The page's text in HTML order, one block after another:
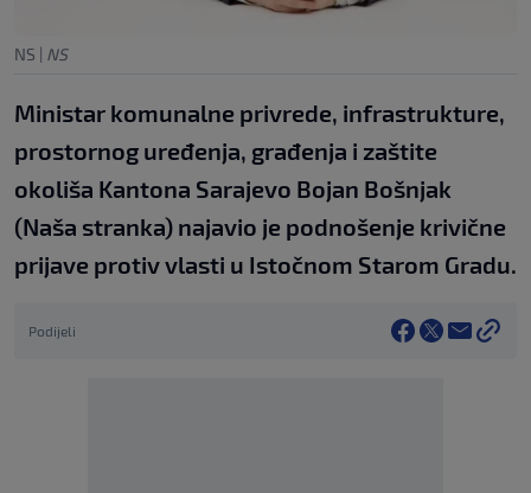
NS | NS
Ministar komunalne privrede, infrastrukture,
prostornog uređenja, građenja i zaštite
okoliša Kantona Sarajevo Bojan Bošnjak
(Naša stranka) najavio je podnošenje krivične
prijave protiv vlasti u Istočnom Starom Gradu.
Podijeli